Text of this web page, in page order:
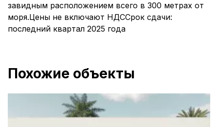
завидным расположением всего в 300 метрах от
моря.Цены не включают НДССрок сдачи:
последний квартал 2025 года
Похожие объекты